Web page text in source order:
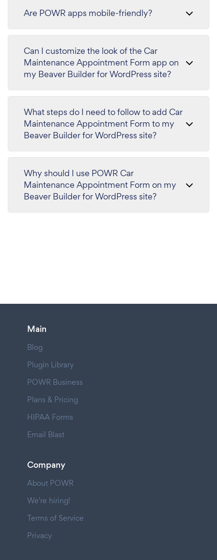
Are POWR apps mobile-friendly?
Can I customize the look of the Car
Maintenance Appointment Form app on
my Beaver Builder for WordPress site?
What steps do I need to follow to add Car
Maintenance Appointment Form to my
Beaver Builder for WordPress site?
Why should I use POWR Car
Maintenance Appointment Form on my
Beaver Builder for WordPress site?
Main
Blog
Plugin Library
POWR Business
Plans & Pricing
HIPAA Forms
Email Blast
Company
About POWR
We're hiring!
Terms of Service
Privacy